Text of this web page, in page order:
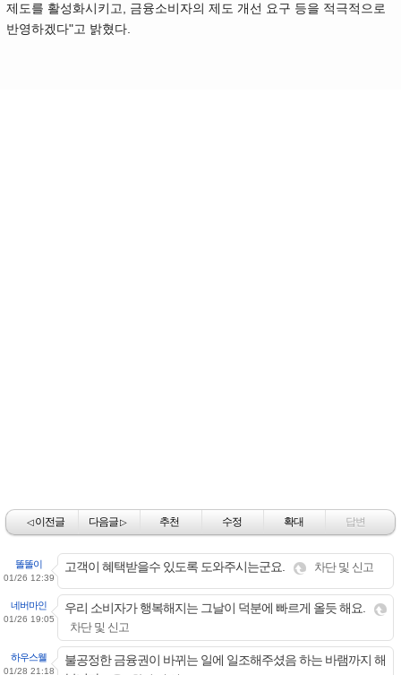
제도를 활성화시키고, 금융소비자의 제도 개선 요구 등을 적극적으로
반영하겠다"고 밝혔다.
◁이전글 다음글▷ 추천 수정 확대 답변
똘똘이
01/26 12:39
고객이 혜택받을수 있도록 도와주시는군요. 차단 및 신고
네버마인
01/26 19:05
우리 소비자가 행복해지는 그날이 덕분에 빠르게 올듯 해요.
차단 및 신고
하우스웰
01/28 21:18
불공정한 금융권이 바뀌는 일에 일조해주셨음 하는 바램까지 해